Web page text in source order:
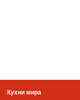
Кухни мира